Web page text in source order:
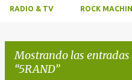
RADIO & TV ROCK
Mostrando las
5RAND